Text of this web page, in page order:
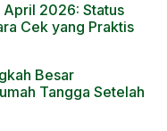
April 2026: Status
Cek yang Praktis
Besar
Tangga Setelah